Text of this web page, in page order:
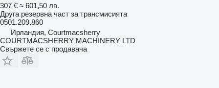
307 € ≈ 601,50 лв.
Друга резервна част за трансмисията
0501.209.860
Ирландия, Courtmacsherry
COURTMACSHERRY MACHINERY LTD
Свържете се с продавача